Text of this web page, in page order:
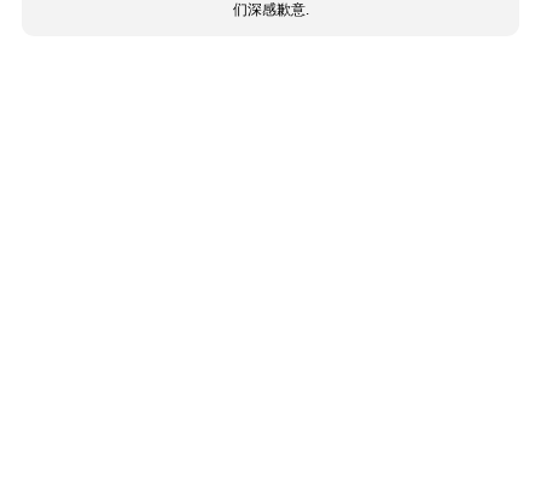
们深感歉意.